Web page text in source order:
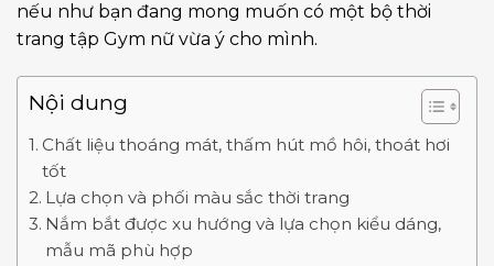
nếu như bạn đang mong muốn có một bộ thời
trang tập Gym nữ vừa ý cho mình.
Nội dung
Chất liệu thoáng mát, thấm hút mồ hôi, thoát hơi
tốt
Lựa chọn và phối màu sắc thời trang
Nắm bắt được xu hướng và lựa chọn kiểu dáng,
mẫu mã phù hợp